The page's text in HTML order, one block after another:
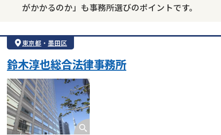
がかかるのか」も事務所選びのポイントです。
東京都 ・ 墨田区
鈴木淳也総合法律事務所